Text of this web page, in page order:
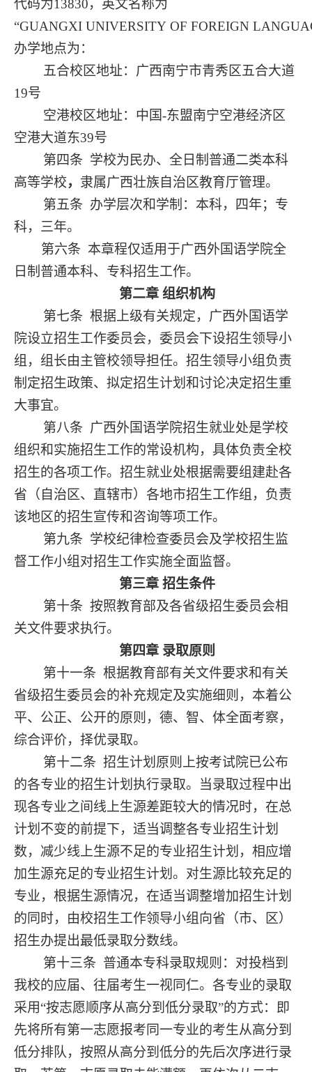
代码为13830，英文名称为
“GUANGXI UNIVERSITY OF FOREIGN L
办学地点为 ：
五合校区地址：广西南宁市青秀区五合大道
19号
空港校区地址：中国-东盟南宁空港经济区
空港大道东39号
第四条 学校为民办、全日制普通二类本科
高等学校， 隶属广西壮族自治区教育厅管理。
第五条 办学层次和学制：本科，四年；专
科，三年。
第六条 本章程仅适用于广西外国语学院全
日制普通本科、专科招生工作。
第二章 组织机构
第七条 根据上级有关规定，广西外国语学
院设立招生工作委员会，委员会下设招生领导小
组，组长由主管校领导担任。招生领导小组负责
制定招生政策、拟定招生计划和讨论决定招生重
大事宜。
第八条 广西外国语学院招生就业处是学校
组织和实施招生工作的常设机构，具体负责全校
招生的各项工作。招生就业处根据需要组建赴各
省（自治区、直辖市）各地市招生工作组，负责
该地区的招生宣传和咨询等项工作。
第九条 学校纪律检查委员会及学校招生监
督工作小组对招生工作实施全面监督。
第三章 招生条件
第十条 按照教育部及各省级招生委员会相
关文件要求执行。
第四章 录取原则
第十一条 根据教育部有关文件要求和有关
省级招生委员会的补充规定及实施细则，本着公
平、公正、公开的原则，德、智、体全面考察，
综合评价，择优录取。
第十二条 招生计划原则上按考试院已公布
的各专业的招生计划执行录取。当录取过程中出
现各专业之间线上生源差距较大的情况时，在总
计划不变的前提下，适当调整各专业招生计划
数，减少线上生源不足的专业招生计划，相应增
加生源充足的专业招生计划。对生源比较充足的
专业，根据生源情况，在适当调整增加招生计划
的同时，由校招生工作领导小组向省（市、区）
招生办提出最低录取分数线。
第十三条 普通本专科录取规则：对投档到
我校的应届、往届考生一视同仁。各专业的录取
采用“按志愿顺序从高分到低分录取”的方式：即
先将所有第一志愿报考同一专业的考生从高分到
低分排队，按照从高分到低分的先后次序进行录